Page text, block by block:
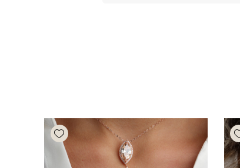
Add wishlist
Add wishlist